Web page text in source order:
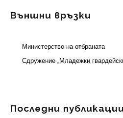
Външни връзки
Министерство на отбраната
Сдружение „Младежки
Последни публикации